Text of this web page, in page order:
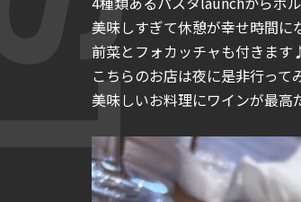
美味しすぎて休憩が幸せ時間に
前菜とフォカッチャも付きます
こちらのお店は夜に是非行って
美味しいお料理にワインが最高